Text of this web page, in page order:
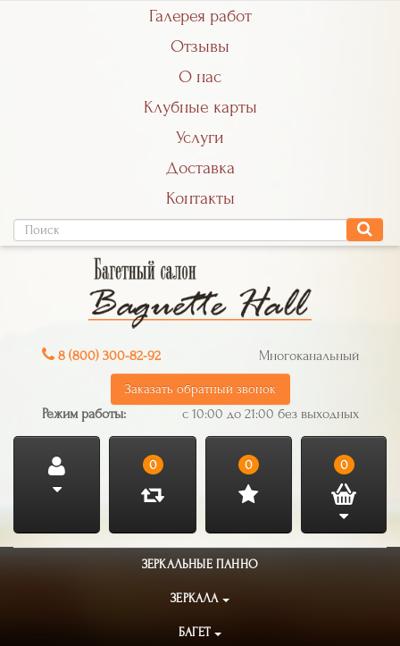
Галерея работ
Отзывы
О нас
Клубные карты
Услуги
Доставка
Контакты
8 (800) 300-82-92 Многоканальный
Заказать обратный звонок
Режим работы: с 10:00 до 21:00 без выходных
0 0 0
ЗЕРКАЛЬНЫЕ ПАННО
ЗЕРКАЛА
БАГЕТ